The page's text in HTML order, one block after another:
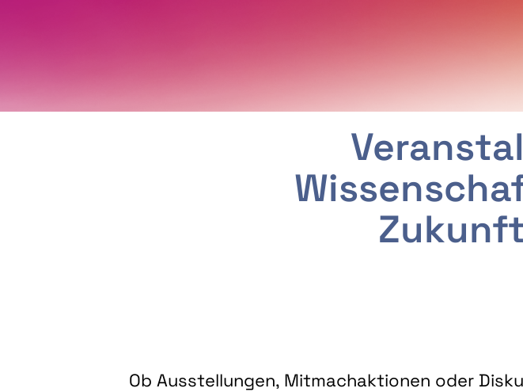
Ob Ausstellungen, Mitmachaktionen oder